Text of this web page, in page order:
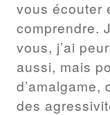
vous écouter
comprendre.
vous, j’ai
aussi, mais
des